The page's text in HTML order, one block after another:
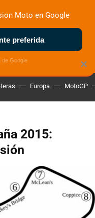
MOTOS ELÉCTRICAS
Europa MotoGP
2015:
×
Moto en Google
preferida
de Google